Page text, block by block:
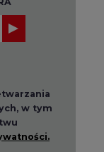
w tym